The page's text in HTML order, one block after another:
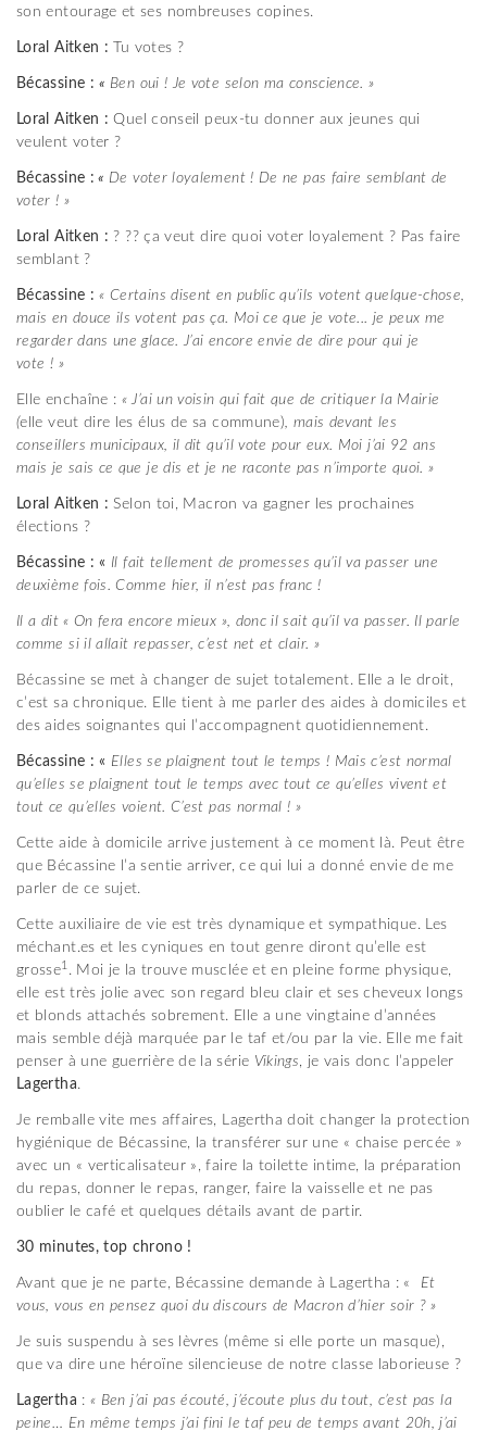
son entourage et ses nombreuses copines.
LoralAitken : Tu votes ?
Bécassine :« Ben oui ! Je vote selon ma conscience. »
LoralAitken : Quel conseil peux-tu donner aux jeunes qui
veulent voter ?
Bécassine : « De voter loyalement ! De ne pas faire semblant de
voter ! »
LoralAitken : ? ?? ça veut dire quoi voter loyalement ? Pas faire
semblant ?
Bécassine :« Certains disent en public qu’ils votent quelque-chose,
mais en douce ils votent pas ça. Moi ce que je vote... je peux me
regarder dans une glace. J’ai encore envie de dire pour qui je
vote ! »
Elle enchaîne : « J’ai un voisin qui fait que de critiquer la Mairie
(elle veut dire les élus de sa commune) , mais devant les
conseillers municipaux, il dit qu’il vote pour eux. Moi j’ai 92 ans
mais je sais ce que je dis et je ne raconte pas n’importe quoi. »
LoralAitken : Selon toi, Macron va gagner les prochaines
élections ?
Bécassine : « Il fait tellement de promesses qu’il va passer une
deuxième fois. Comme hier, il n’est pas franc !
Il a dit « On fera encore mieux », donc il sait qu’il va passer. Il parle
comme si il allait repasser, c’est net et clair. »
Bécassine se met à changer de sujet totalement. Elle a le droit,
c’est sa chronique. Elle tient à me parler des aides à domiciles et
des aides soignantes qui l’accompagnent quotidiennement.
Bécassine : « Elles se plaignent tout le temps ! Mais c’est normal
qu’elles se plaignent tout le temps avec tout ce qu’elles vivent et
tout ce qu’elles voient. C’est pas normal ! »
Cette aide à domicile arrive justement à ce moment là. Peut être
que Bécassine l’a sentie arriver, ce qui lui a donné envie de me
parler de ce sujet.
Cette auxiliaire de vie est très dynamique et sympathique. Les
méchant.es et les cyniques en tout genre diront qu’elle est
grosse1 . Moi je la trouve musclée et en pleine forme physique,
elle est très jolie avec son regard bleu clair et ses cheveux longs
et blonds attachés sobrement. Elle a une vingtaine d’années
mais semble déjà marquée par le taf et/ou par la vie. Elle me fait
penser à une guerrière de la série Vikings , je vais donc l’appeler
Lagertha.
Je remballe vite mes affaires, Lagertha doit changer la protection
hygiénique de Bécassine, la transférer sur une « chaise percée »
avec un « verticalisateur », faire la toilette intime, la préparation
du repas, donner le repas, ranger, faire la vaisselle et ne pas
oublier le café et quelques détails avant de partir.
30 minutes, top chrono !
Avant que je ne parte, Bécassine demande à Lagertha : « Et
vous, vous en pensez quoi du discours de Macrond’hier soir ? »
Je suis suspendu à ses lèvres (même si elle porte un masque),
que va dire une héroïne silencieuse de notre classe laborieuse ?
Lagertha : « Ben j’ai pas écouté, j’écoute plusdu tout, c’est pas la
peine… En même temps j’ai fini le taf peu de temps avant 20h, j’ai